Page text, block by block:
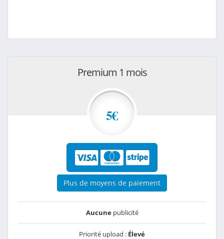
Premium 1 mois
5€
Plus de moyens de paiement
Aucunepublicité
Priorité upload : Élevé